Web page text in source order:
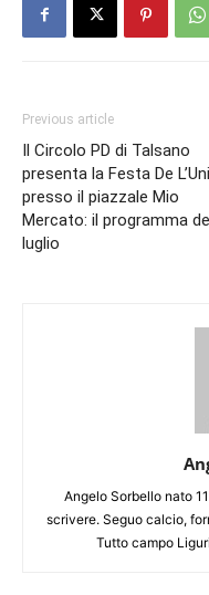
Previous article
Il Circolo PD di Talsano
presenta la Festa De
presso il piazzale Mio
Mercato: il programma
luglio
Angelo Sorbello nato
scrivere. Seguo calcio,
Tutto campo